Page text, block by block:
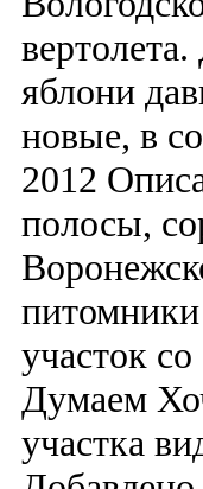
яблони
новые, в
2012
полосы,
участок
Думаем
участка